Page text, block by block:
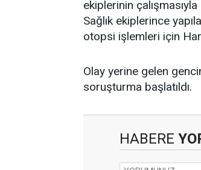
ekiplerinin
Sağlık ekiplerince
otopsi işlemleri için
Olay yerine gelen
soruşturma başlatıldı.
HABERE